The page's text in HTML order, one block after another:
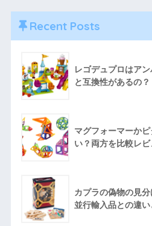
Recent Posts
レゴデュプロはア
と互換性があるの？
マグフォーマーか
い？両方を比較レビ
カプラの偽物の見
並行輸入品との違い